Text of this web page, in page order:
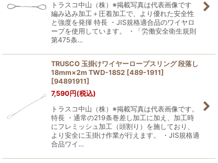
トラスコ中山（株）※掲載写真は代表画像です
編み込み加工＋圧着加工で、より優れた安全性
と強度を発揮 特長 ・JIS規格適合品のワイヤロ
ープを使用しています。 ・「労働安全衛生規則
第475条…
TRUSCO 玉掛けワイヤーロープスリング 段落し
18mm×2m TWD-18S2 [489-1911]
[94891911]
7,590円(税込)
トラスコ中山（株）※掲載写真は代表画像です。
特長 ・通常の219条巻差し加工に加え、加工時
にフレミッシュ加工（頭割り）を施しており、
より安全に玉掛け作業が行えます。 ・JIS規格適
合品ワイ…